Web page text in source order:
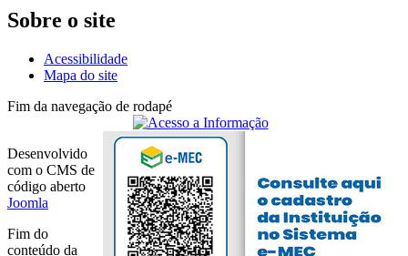
Sobre o site
Acessibilidade
Mapa do site
Fim da navegação de rodapé
Desenvolvido
com o CMS de
código aberto
Joomla
Fim do
conteúdo da